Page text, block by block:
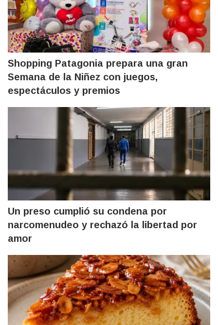
Shopping Patagonia prepara una gran
Semana de la Niñez con juegos,
espectáculos y premios
Un preso cumplió su condena por
narcomenudeo y rechazó la libertad por
amor